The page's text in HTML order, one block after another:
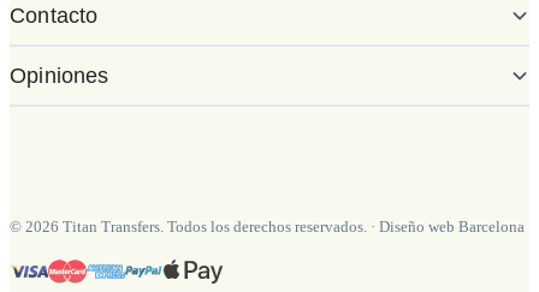
Contacto
Opiniones
© 2026 Titan Transfers. Todos los derechos reservados. · Diseño web Barcelona